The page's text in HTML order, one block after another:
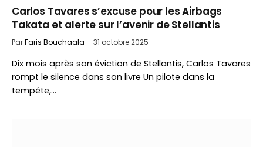
Carlos Tavares s’excuse pour les Airbags
Takata et alerte sur l’avenir de Stellantis
ParFaris Bouchaala 31 octobre 2025
Dix mois après son éviction de Stellantis, Carlos Tavares
rompt le silence dans son livre Un pilote dans la
tempête,…